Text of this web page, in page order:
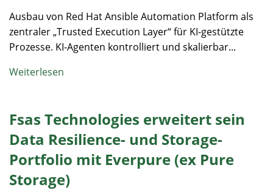
Ausbau von Red Hat Ansible Automation Platform als
zentraler „Trusted Execution Layer“ für KI-gestützte
Prozesse. KI-Agenten kontrolliert und skalierbar...
Weiterlesen
Fsas Technologies erweitert sein
Data Resilience- und Storage-
Portfolio mit Everpure (ex Pure
Storage)